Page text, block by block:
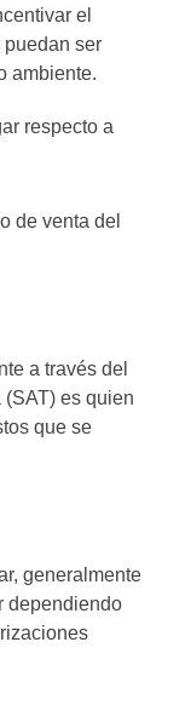
el
ser
ambiente.
respecto a
de venta del
a través del
es quien
que se
generalmente
dependiendo